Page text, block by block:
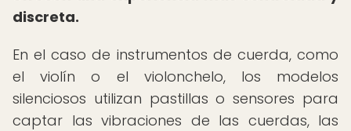
discreta.
En el caso de instrumentos de cuerda, como
el violín o el violonchelo, los modelos
silenciosos utilizan pastillas o sensores para
captar las vibraciones de las cuerdas, las